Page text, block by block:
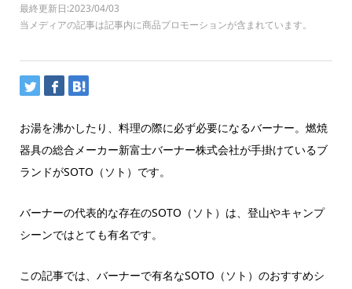
最終更新日:2023/04/03
当メディアの記事は記事内に商品プロモーションが含まれています。
お湯を沸かしたり、料理の際に必ず必要になるバーナー。燃焼
器具の総合メーカー新富士バーナー株式会社が手掛けているブ
ランドがSOTO（ソト）です。
バーナーの代表的な存在のSOTO（ソト）は、登山やキャンプ
シーンではとても有名です。
この記事では、バーナーで有名なSOTO（ソト）のおすすめシ